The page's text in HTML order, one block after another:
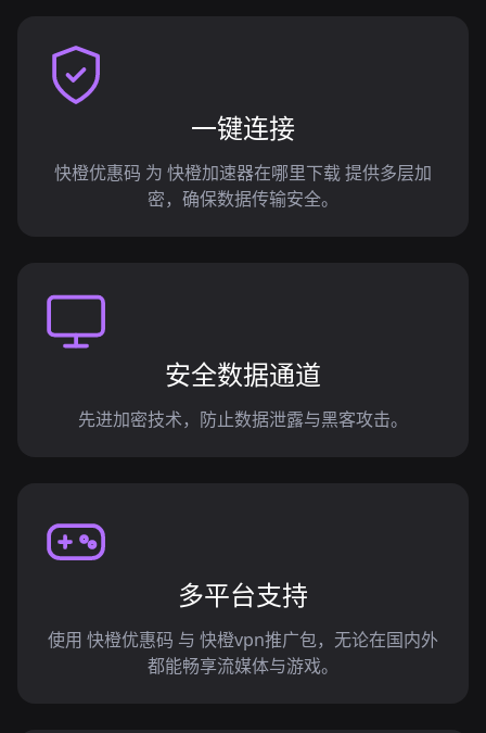
一键连接
快橙优惠码 为 快橙加速器在哪里下载 提供多层加
密，确保数据传输安全。
安全数据通道
先进加密技术，防止数据泄露与黑客攻击。
多平台支持
使用 快橙优惠码 与 快橙vpn推广包，无论在国内外
都能畅享流媒体与游戏。